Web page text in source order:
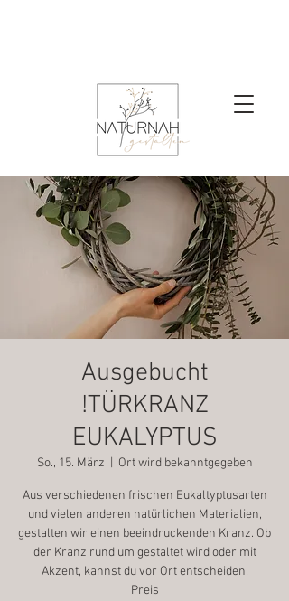
Ausgebucht
!TÜRKRANZ
EUKALYPTUS
So., 15. März Ort wird bekanntgegeben
Aus verschiedenen frischen Eukaltyptusarten
und vielen anderen natürlichen Materialien,
gestalten wir einen beeindruckenden Kranz. Ob
der Kranz rund um gestaltet wird oder mit
Akzent, kannst du vor Ort entscheiden.
Preis